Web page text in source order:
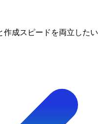
作成スピードを両立したい